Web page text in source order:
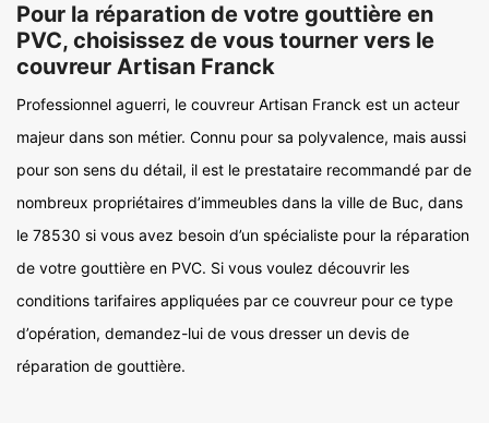
Pour la réparation de votre gouttière en
PVC, choisissez de vous tourner vers le
couvreur Artisan Franck
Professionnel aguerri, le couvreur Artisan Franck est un acteur
majeur dans son métier. Connu pour sa polyvalence, mais aussi
pour son sens du détail, il est le prestataire recommandé par de
nombreux propriétaires d’immeubles dans la ville de Buc, dans
le 78530 si vous avez besoin d’un spécialiste pour la réparation
de votre gouttière en PVC. Si vous voulez découvrir les
conditions tarifaires appliquées par ce couvreur pour ce type
d’opération, demandez-lui de vous dresser un devis de
réparation de gouttière.